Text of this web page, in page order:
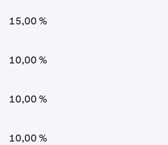
15,00 %
10,00 %
10,00 %
10,00 %